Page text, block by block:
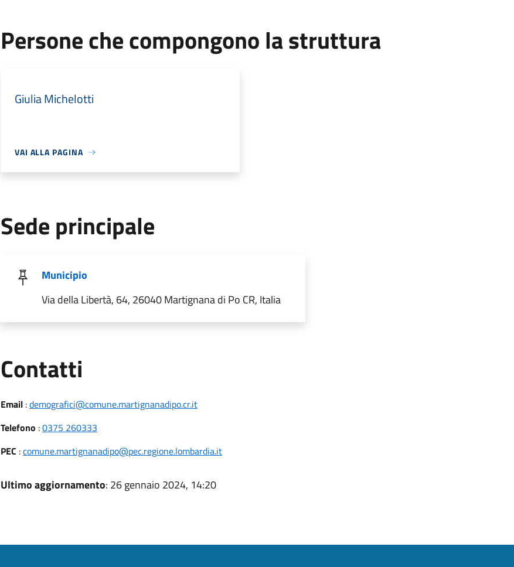
Persone che compongono la struttura
Giulia Michelotti
VAI ALLA PAGINA
Sede principale
Municipio
Via della Libertà, 64, 26040 Martignana di Po CR, Italia
Contatti
Email:demografici@comune.martignanadipo.cr.it
Telefono :0375 260333
PEC :comune.martignanadipo@pec.regione.lombardia.it
Ultimo aggiornamento: 26 gennaio 2024, 14:20